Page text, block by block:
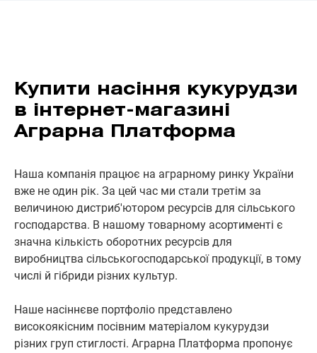
Купити насіння кукурудзи
в інтернет-магазині
Аграрна Платформа
Наша компанія працює на аграрному ринку України
вже не один рік. За цей час ми стали третім за
величиною дистриб'ютором ресурсів для сільського
господарства. В нашому товарному асортименті є
значна кількість оборотних ресурсів для
виробництва сільськогосподарської продукції, в тому
числі й гібриди різних культур.
Наше насіннєве портфоліо представлено
високоякісним посівним матеріалом кукурудзи
різних груп стиглості. Аграрна Платформа пропонує